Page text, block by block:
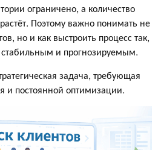
ограничено, а количество
Поэтому важно понимать не
но и как выстроить процесс так,
и прогнозируемым.
задача, требующая
и постоянной оптимизации.